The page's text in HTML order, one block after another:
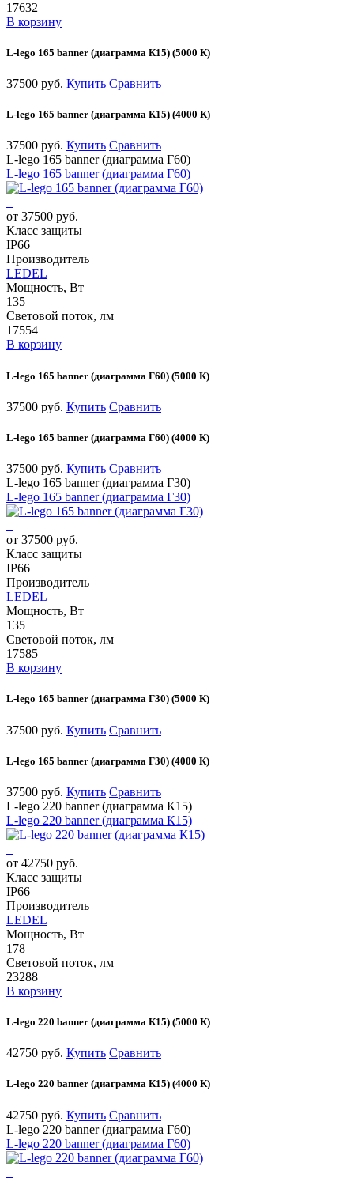
17632
В корзину
L-lego 165 banner (диаграмма К15) (5000 К)
37500 руб. Купить Сравнить
L-lego 165 banner (диаграмма К15) (4000 К)
37500 руб. Купить Сравнить
L-lego 165 banner (диаграмма Г60)
L-lego 165 banner (диаграмма Г60)
от 37500 руб.
Класс защиты
IP66
Производитель
LEDEL
Мощность, Вт
135
Световой поток, лм
17554
В корзину
L-lego 165 banner (диаграмма Г60) (5000 К)
37500 руб. Купить Сравнить
L-lego 165 banner (диаграмма Г60) (4000 К)
37500 руб. Купить Сравнить
L-lego 165 banner (диаграмма Г30)
L-lego 165 banner (диаграмма Г30)
от 37500 руб.
Класс защиты
IP66
Производитель
LEDEL
Мощность, Вт
135
Световой поток, лм
17585
В корзину
L-lego 165 banner (диаграмма Г30) (5000 К)
37500 руб. Купить Сравнить
L-lego 165 banner (диаграмма Г30) (4000 К)
37500 руб. Купить Сравнить
L-lego 220 banner (диаграмма К15)
L-lego 220 banner (диаграмма К15)
от 42750 руб.
Класс защиты
IP66
Производитель
LEDEL
Мощность, Вт
178
Световой поток, лм
23288
В корзину
L-lego 220 banner (диаграмма К15) (5000 К)
42750 руб. Купить Сравнить
L-lego 220 banner (диаграмма К15) (4000 К)
42750 руб. Купить Сравнить
L-lego 220 banner (диаграмма Г60)
L-lego 220 banner (диаграмма Г60)